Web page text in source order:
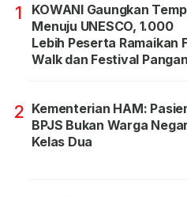
1
KOWANI Gaungkan
Menuju UNESCO, 1.000
Lebih Peserta Ramaikan
Walk dan Festival Pangan
2 Kementerian HAM:
BPJS Bukan Warga
Kelas Dua